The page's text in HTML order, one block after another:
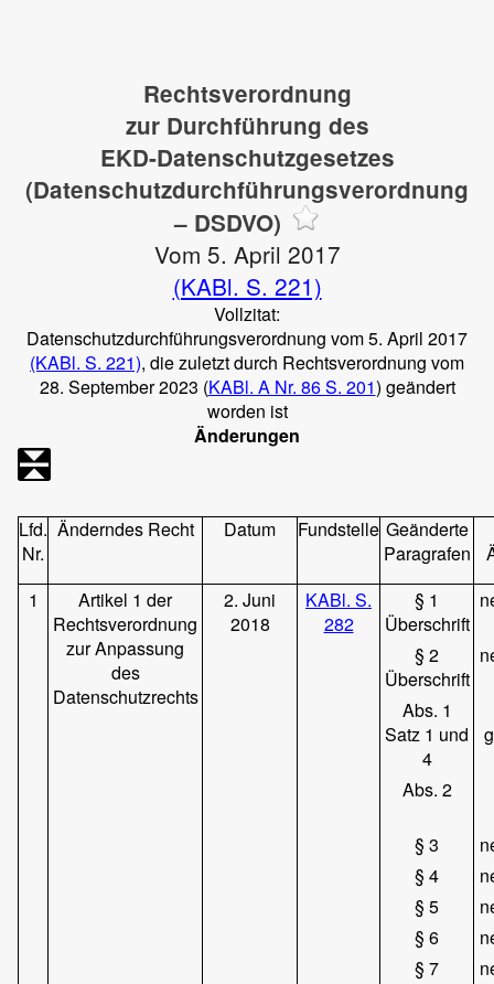
Rechtsverordnung
zur Durchführung des
EKD-Datenschutzgesetzes
(Datenschutzdurchführungsverordnung
– DSDVO)
Vom 5. April 2017
(KABl. S. 221)
Vollzitat:
Datenschutzdurchführungsverordnung vom 5. April 2017
(KABl. S. 221), die zuletzt durch Rechtsverordnung vom
28. September 2023 (KABl. A Nr. 86 S. 201) geändert
worden ist
Änderungen
Lfd.
Nr.
Änderndes Recht Datum Fundstelle Geänderte
Paragrafen
1
Artikel 1 der
Rechtsverordnung
zur Anpassung
des
Datenschutzrechts
2. Juni
2018
KABl. S.
282
§ 1
Überschrift
§ 2
Überschrift
Abs. 1
Satz 1 und
4
Abs. 2
§ 3
§ 4
§ 5
§ 6
§ 7